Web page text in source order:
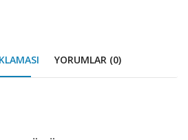
YORUMLAR (0)